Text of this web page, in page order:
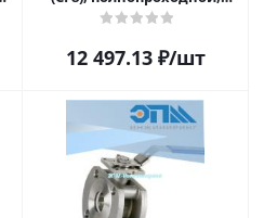
шаровой, односоставной с
ASMEB16.34, ISO5211
12 497.13₽/шт